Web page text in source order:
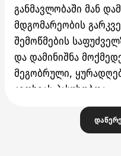
განმავლობაში მან
მდგომარეობის
შემოწმების
და დამინიშნა
მეგობრული,
კითხვას პასუხობდა.
ასევე მინდა
პერსონალი, ყავა და